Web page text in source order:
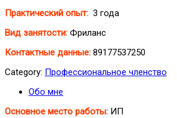
Практический опыт: 3 года
Вид занятости: Фриланс
Контактные данные: 89177537250
Category: Профессиональное членство
Обо мне
Основное место работы: ИП